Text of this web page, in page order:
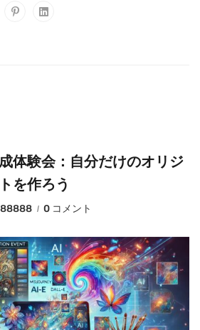
体験会：自分だけのオリジ
を作ろう
0 コメント